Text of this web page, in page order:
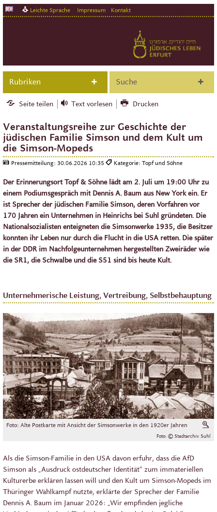
Leichte Sprache Impressum Kontakt
Rubriken Suche
Seite teilen Text vorlesen Drucken
Veranstaltungsreihe zur Geschichte der
jüdischen Familie Simson und dem Kult um
die Simson-Mopeds
Pressemitteilung: 30.06.2026 10:35 Kategorie: Topf und Söhne
Der Erinnerungsort Topf & Söhne lädt am 2. Juli um 19:00 Uhr zu
einem Podiumsgespräch mit Dennis A. Baum aus New York ein. Er
ist Sprecher der jüdischen Familie Simson, deren Vorfahren vor
170 Jahren ein Unternehmen in Heinrichs bei Suhl gründeten. Die
Nationalsozialisten enteigneten die Simsonwerke 1935, die Besitzer
konnten ihr Leben nur durch die Flucht in die USA retten. Die später
in der DDR im Nachfolgeunternehmen hergestellten Zweiräder wie
die SR1, die Schwalbe und die S51 sind bis heute Kult.
Unternehmerische Leistung, Vertreibung, Selbstbehauptung
Foto: Alte Postkarte mit Ansicht der Simsonwerke in den 1920er Jahren
Foto: © Stadtarchiv Suhl
Als die Simson-Familie in den USA davon erfuhr, dass die AfD
Simson als „Ausdruck ostdeutscher Identität“ zum immateriellen
Kulturerbe erklären lassen will und den Kult um Simson-Mopeds im
Thüringer Wahlkampf nutzte, erklärte der Sprecher der Familie
Dennis A. Baum im Januar 2026: „Wir empfinden jegliche